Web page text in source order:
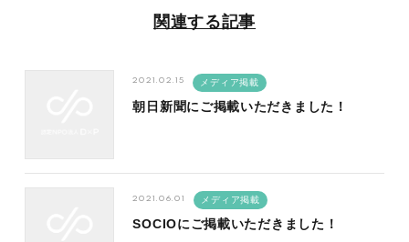
関連する記事
朝日新聞にご掲載いただきました！
2021.02.15 メディア掲載
SOCIOにご掲載いただきました！
2021.06.01 メディア掲載